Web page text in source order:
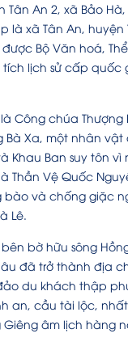
An 2, xã Bảo
là xã Tân An, huyện
Bộ Văn hoá,
lịch sử cấp quốc
Công chúa Thượng
Bà Xa, một nhân
Khau Ban suy tôn
Thần Vệ Quốc
bào và chống giặc
Lê.
bờ hữu sông
đã trở thành địa
du khách thập
an, cầu tài lộc,
âm lịch hàng